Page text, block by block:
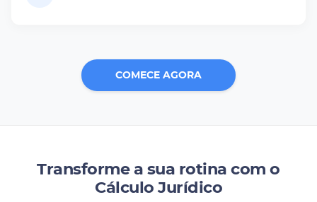
COMECE AGORA
Transforme a sua rotina com o
Cálculo Jurídico